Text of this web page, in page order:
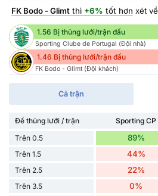
FK Bodo - Glimt thì +6% tốt hơn xét về
1.56 Bị thủng lưới/trận đấu
Sporting Clube de Portugal (Đội nhà)
1.46 Bị thủng lưới/trận đấu
FK Bodo - Glimt (Đội khách)
Cả trận
Để thủng lưới / trận Sporting CP
Trên 0.5
89%
Trên 1.5 44%
Trên 2.5 22%
Trên 3.5 0%